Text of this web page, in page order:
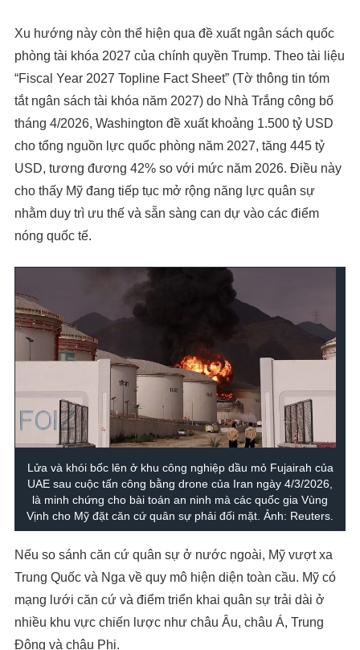
Xu hướng này còn thể hiện qua đề xuất ngân sách quốc
phòng tài khóa 2027 của chính quyền Trump. Theo tài liệu
“Fiscal Year 2027 Topline Fact Sheet” (Tờ thông tin tóm
tắt ngân sách tài khóa năm 2027) do Nhà Trắng công bố
tháng 4/2026, Washington đề xuất khoảng 1.500 tỷ USD
cho tổng nguồn lực quốc phòng năm 2027, tăng 445 tỷ
USD, tương đương 42% so với mức năm 2026. Điều này
cho thấy Mỹ đang tiếp tục mở rộng năng lực quân sự
nhằm duy trì ưu thế và sẵn sàng can dự vào các điểm
nóng quốc tế.
Lửa và khói bốc lên ở khu công nghiệp dầu mỏ Fujairah của
UAE sau cuộc tấn công bằng drone của Iran ngày 4/3/2026,
là minh chứng cho bài toán an ninh mà các quốc gia Vùng
Vịnh cho Mỹ đặt căn cứ quân sự phải đối mặt. Ảnh: Reuters.
Nếu so sánh căn cứ quân sự ở nước ngoài, Mỹ vượt xa
Trung Quốc và Nga về quy mô hiện diện toàn cầu. Mỹ có
mạng lưới căn cứ và điểm triển khai quân sự trải dài ở
nhiều khu vực chiến lược như châu Âu, châu Á, Trung
Đông và châu Phi.